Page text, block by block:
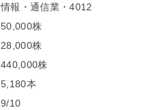
情報・通信業・4012
50,000株
28,000株
440,000株
5,180本
9/10